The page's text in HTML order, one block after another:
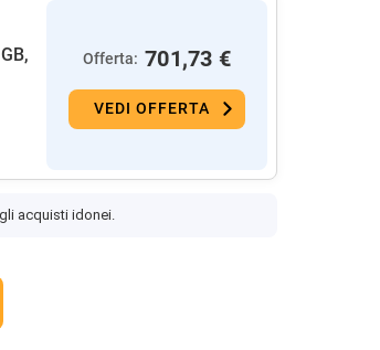
Offerta: 701,73 €
VEDI OFFERTA
acquisti idonei.